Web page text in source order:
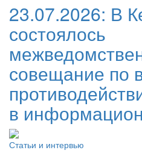
23.07.2026: В
состоялось
совещание по
в
Статьи и интервью